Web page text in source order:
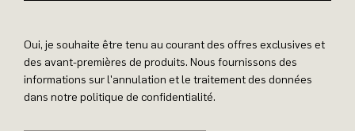
Oui, je souhaite être tenu au courant des offres exclusives et
des avant-premières de produits. Nous fournissons des
informations sur l'annulation et le traitement des données
dans notre politique de confidentialité.